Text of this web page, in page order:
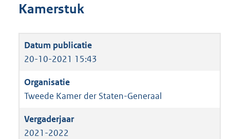
Kamerstuk
20-10-2021 15:43
Tweede Kamer der Staten-Generaal
2021-2022